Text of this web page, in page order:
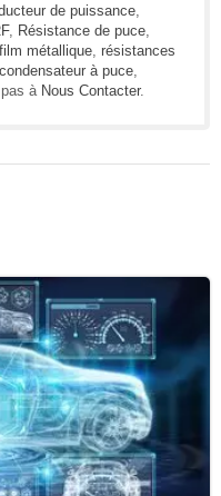
de puissance
, Résistance de puce
film métallique résistances
condensateur à puce
à Nous Contacter.